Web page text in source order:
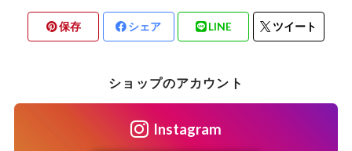
保存 シェア LINE ツイート
ショップのアカウント
Instagram